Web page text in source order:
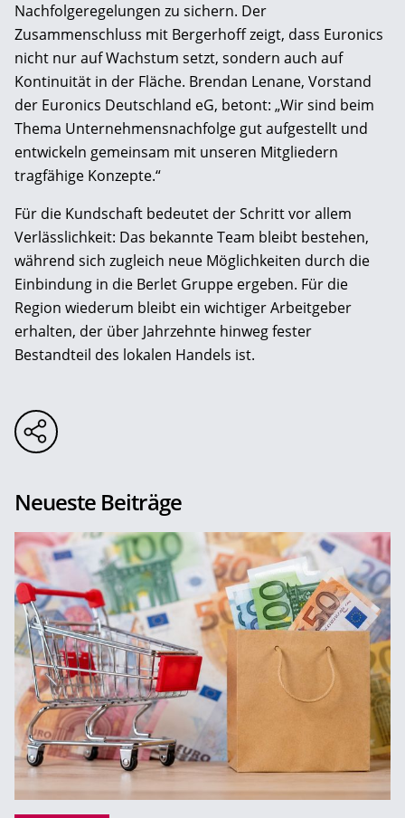
Nachfolgeregelungen zu sichern. Der
Zusammenschluss mit Bergerhoff zeigt, dass Euronics
nicht nur auf Wachstum setzt, sondern auch auf
Kontinuität in der Fläche. Brendan Lenane, Vorstand
der Euronics Deutschland eG, betont: „Wir sind beim
Thema Unternehmensnachfolge gut aufgestellt und
entwickeln gemeinsam mit unseren Mitgliedern
tragfähige Konzepte.“
Für die Kundschaft bedeutet der Schritt vor allem
Verlässlichkeit: Das bekannte Team bleibt bestehen,
während sich zugleich neue Möglichkeiten durch die
Einbindung in die Berlet Gruppe ergeben. Für die
Region wiederum bleibt ein wichtiger Arbeitgeber
erhalten, der über Jahrzehnte hinweg fester
Bestandteil des lokalen Handels ist.
Neueste Beiträge